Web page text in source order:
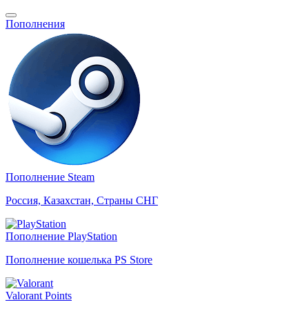
Пополнения
Пополнение Steam
Россия, Казахстан, Страны СНГ
Пополнение PlayStation
Пополнение кошелька PS Store
Valorant Points